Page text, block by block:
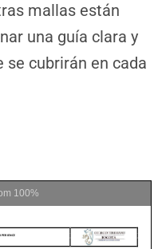
mallas están
una guía clara y
se cubrirán en cada
100%